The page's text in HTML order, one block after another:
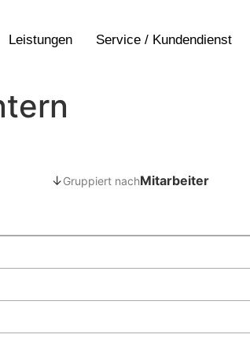
Leistungen Service / Kundendienst
↓Gruppiert nachMitarbeiter